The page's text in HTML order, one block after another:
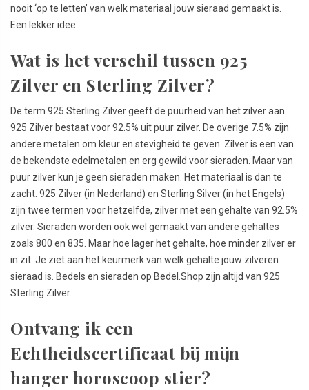
nooit ‘op te letten’ van welk materiaal jouw sieraad gemaakt is.
Een lekker idee.
Wat is het verschil tussen 925
Zilver en Sterling Zilver?
De term 925 Sterling Zilver geeft de puurheid van het zilver aan.
925 Zilver bestaat voor 92.5% uit puur zilver. De overige 7.5% zijn
andere metalen om kleur en stevigheid te geven. Zilver is een van
de bekendste edelmetalen en erg gewild voor sieraden. Maar van
puur zilver kun je geen sieraden maken. Het materiaal is dan te
zacht. 925 Zilver (in Nederland) en Sterling Silver (in het Engels)
zijn twee termen voor hetzelfde, zilver met een gehalte van 92.5%
zilver. Sieraden worden ook wel gemaakt van andere gehaltes
zoals 800 en 835. Maar hoe lager het gehalte, hoe minder zilver er
in zit. Je ziet aan het keurmerk van welk gehalte jouw zilveren
sieraad is. Bedels en sieraden op Bedel.Shop zijn altijd van 925
Sterling Zilver.
Ontvang ik een
Echtheidscertificaat bij mijn
hanger horoscoop stier?